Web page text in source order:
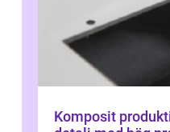
Komposit produktion från idé till